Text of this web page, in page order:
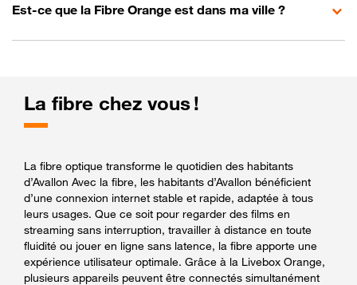
Est-ce que la Fibre Orange est dans ma ville ?
La fibre chez vous !
La fibre optique transforme le quotidien des habitants
d’Avallon Avec la fibre, les habitants d’Avallon bénéficient
d’une connexion internet stable et rapide, adaptée à tous
leurs usages. Que ce soit pour regarder des films en
streaming sans interruption, travailler à distance en toute
fluidité ou jouer en ligne sans latence, la fibre apporte une
expérience utilisateur optimale. Grâce à la Livebox Orange,
plusieurs appareils peuvent être connectés simultanément